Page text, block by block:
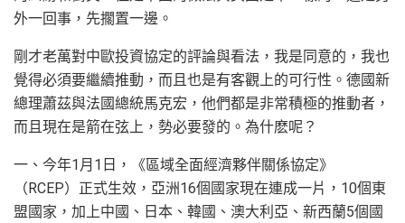
外一回事，先擱置一邊。
剛才老萬對中歐投資協定的評論與看法，我是同意的，我也
覺得必須要繼續推動，而且也是有客觀上的可行性。德國新
總理蕭茲與法國總統馬克宏，他們都是非常積極的推動者，
而且現在是箭在弦上，勢必要發的。為什麽呢？
一、今年1月1日，《區域全面經濟夥伴關係協定》
（RCEP）正式生效，亞洲16個國家現在連成一片，10個東
盟國家，加上中國、日本、韓國、澳大利亞、新西蘭5個國